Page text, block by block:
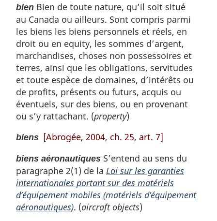
bien Bien de toute nature, qu’il soit situé
au Canada ou ailleurs. Sont compris parmi
les biens les biens personnels et réels, en
droit ou en equity, les sommes d’argent,
marchandises, choses non possessoires et
terres, ainsi que les obligations, servitudes
et toute espèce de domaines, d’intérêts ou
de profits, présents ou futurs, acquis ou
éventuels, sur des biens, ou en provenant
ou s’y rattachant. (property)
biens [Abrogée, 2004, ch. 25, art. 7]
biens aéronautiques S’entend au sens du
paragraphe 2(1) de la Loi sur les garanties
internationales portant sur des matériels
d’équipement mobiles (matériels d’équipement
aéronautiques). (aircraft objects)